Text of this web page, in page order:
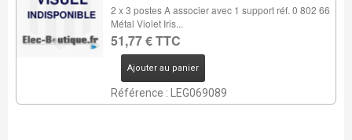
2 x 3 postes A associer avec 1 support réf. 0 802 66
Métal Violet Iris...
51,77 € TTC
Ajouter au panier
Référence : LEG069089